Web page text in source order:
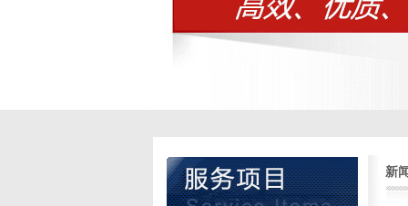
新